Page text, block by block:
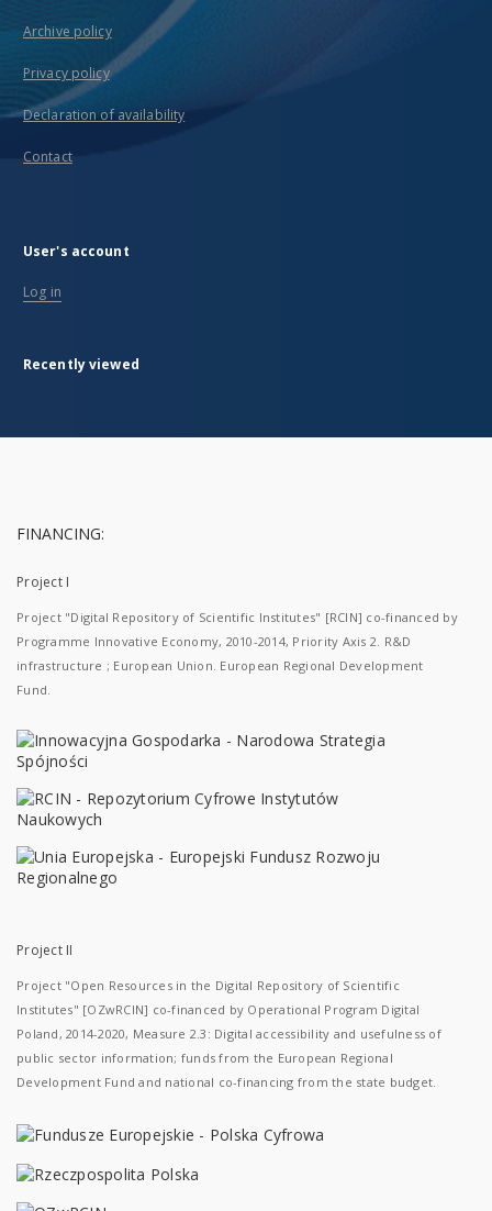
Archive policy
Privacy policy
Declaration of availability
Contact
User's account
Log in
Recently viewed
FINANCING:
Project I
Project "Digital Repository of Scientific Institutes" [RCIN] co-financed by
Programme Innovative Economy, 2010-2014, Priority Axis 2. R&D
infrastructure ; European Union. European Regional Development
Fund.
Project II
Project "Open Resources in the Digital Repository of Scientific
Institutes" [OZwRCIN] co-financed by Operational Program Digital
Poland, 2014-2020, Measure 2.3: Digital accessibility and usefulness of
public sector information; funds from the European Regional
Development Fund and national co-financing from the state budget.